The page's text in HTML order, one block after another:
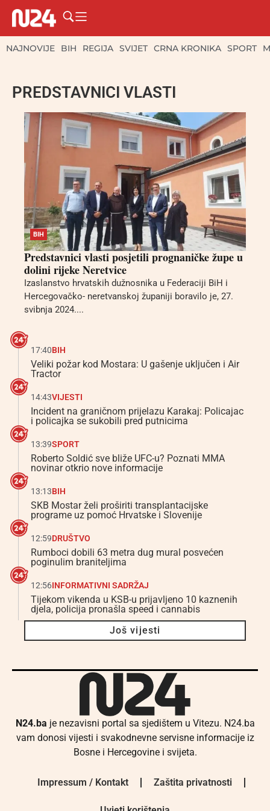
NAJNOVIJE BIH REGIJA SVIJET CRNA KRONIKA SPORT
PREDSTAVNICI VLASTI
BIH
Predstavnici vlasti posjetili prognaničke župe u
dolini rijeke Neretvice
Izaslanstvo hrvatskih dužnosnika u Federaciji BiH i
Hercegovačko- neretvanskoj županiji boravilo je, 27.
svibnja 2024....
17:40BIH
Veliki požar kod Mostara: U gašenje uključen i Air
Tractor
14:43VIJESTI
Incident na graničnom prijelazu Karakaj: Policajac
i policajka se sukobili pred putnicima
13:39SPORT
Roberto Soldić sve bliže UFC-u? Poznati MMA
novinar otkrio nove informacije
13:13BIH
SKB Mostar želi proširiti transplantacijske
programe uz pomoć Hrvatske i Slovenije
12:59DRUŠTVO
Rumboci dobili 63 metra dug mural posvećen
poginulim braniteljima
12:56INFORMATIVNI SADRŽAJ
Tijekom vikenda u KSB-u prijavljeno 10 kaznenih
djela, policija pronašla speed i cannabis
Još vijesti
N24.ba je nezavisni portal sa sjedištem u Vitezu. N24.ba
vam donosi vijesti i svakodnevne servisne informacije iz
Bosne i Hercegovine i svijeta.
Impressum / Kontakt Zaštita privatnosti